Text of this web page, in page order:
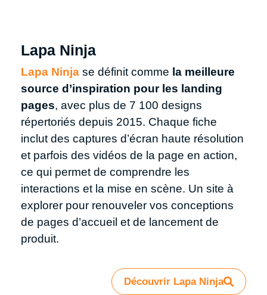
Lapa Ninja
Lapa Ninja se définit comme la meilleure
source d’inspiration pour les landing
pages, avec plus de 7 100 designs
répertoriés depuis 2015. Chaque fiche
inclut des captures d’écran haute résolution
et parfois des vidéos de la page en action,
ce qui permet de comprendre les
interactions et la mise en scène. Un site à
explorer pour renouveler vos conceptions
de pages d’accueil et de lancement de
produit.
Découvrir Lapa Ninja